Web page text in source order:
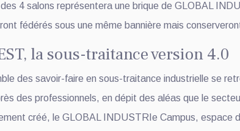
4 salons représentera une brique de GLOBAL
fédérés sous une même bannière mais
la sous-traitance version 4.0
des savoir-faire en sous-traitance industrielle se
des professionnels, en dépit des aléas que le
créé, le GLOBAL INDUSTRIe Campus, espace